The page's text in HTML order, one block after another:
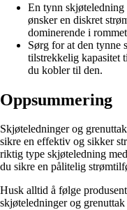
En tynn
ønsker en diskret
dominerende i
Sørg for at den tynne
tilstrekkelig kapasitet
du kobler til den.
Oppsummering
Skjøteledninger og
sikre en effektiv og sikker
riktig type skjøteledning
du sikre en pålitelig
Husk alltid å følge
skjøteledninger og